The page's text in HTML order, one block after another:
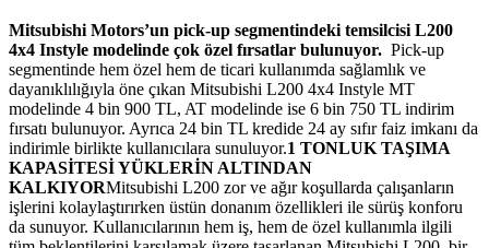
Mitsubishi Motors’un pick-up segmentindeki temsilcisi L200
4x4 Instyle modelinde çok özel fırsatlar bulunuyor. Pick-up
segmentinde hem özel hem de ticari kullanımda sağlamlık ve
dayanıklılığıyla öne çıkan Mitsubishi L200 4x4 Instyle MT
modelinde 4 bin 900 TL, AT modelinde ise 6 bin 750 TL indirim
fırsatı bulunuyor. Ayrıca 24 bin TL kredide 24 ay sıfır faiz imkanı da
indirimle birlikte kullanıcılara sunuluyor.1 TONLUK TAŞIMA
KAPASİTESİ YÜKLERİN ALTINDAN
KALKIYORMitsubishi L200 zor ve ağır koşullarda çalışanların
işlerini kolaylaştırırken üstün donanım özellikleri ile sürüş konforu
da sunuyor. Kullanıcılarının hem iş, hem de özel kullanımla ilgili